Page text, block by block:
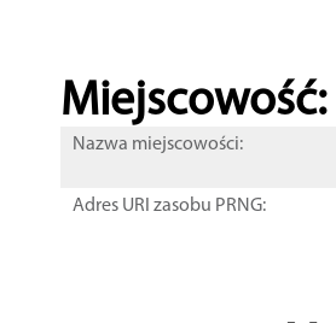
Miejscowość:
Nazwa miejscowości:
Adres URI zasobu PRNG: